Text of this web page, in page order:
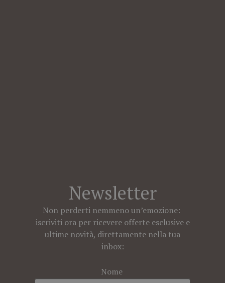
Newsletter
Non perderti nemmeno un’emozione:
iscriviti ora per ricevere offerte esclusive e
ultime novità, direttamente nella tua
inbox:
Nome